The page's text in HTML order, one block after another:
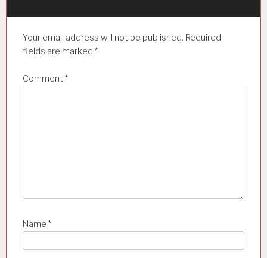
a
Your email address will not be published. Required
fields are marked *
Comment *
Name *